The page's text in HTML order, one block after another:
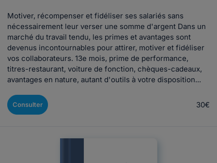
Motiver, récompenser et fidéliser ses salariés sans
nécessairement leur verser une somme d'argent Dans un
marché du travail tendu, les primes et avantages sont
devenus incontournables pour attirer, motiver et fidéliser
vos collaborateurs. 13e mois, prime de performance,
titres-restaurant, voiture de fonction, chèques-cadeaux,
avantages en nature, autant d'outils à votre disposition...
Consulter 30€